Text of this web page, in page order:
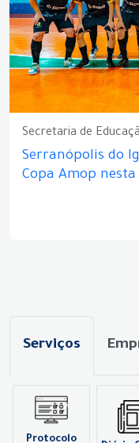
Secretaria de
Serranópolis do
Copa Amop
Serviços
Protocolo